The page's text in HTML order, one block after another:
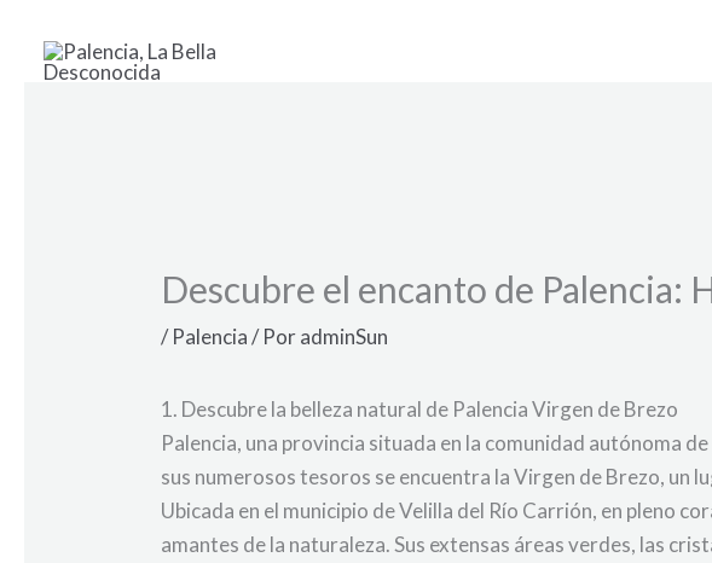
contenido
Descubre el encanto de Palencia:
/Palencia/ PoradminSun
1. Descubre la belleza natural de Palencia Virgen de Brezo
Palencia, una provincia situada en la comunidad autónoma
sus numerosos tesoros se encuentra la Virgen de Brezo, un
Ubicada en el municipio de Velilla del Río Carrión, en pleno
amantes de la naturaleza. Sus extensas áreas verdes, las